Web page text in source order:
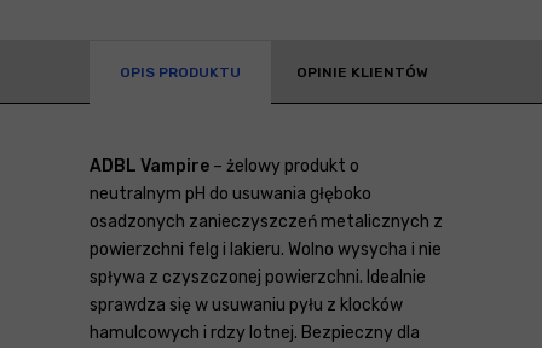
OPIS PRODUKTU OPINIE KLIENTÓW
ADBL Vampire – żelowy produkt o
neutralnym pH do usuwania głęboko
osadzonych zanieczyszczeń metalicznych z
powierzchni felg i lakieru. Wolno wysycha i nie
spływa z czyszczonej powierzchni. Idealnie
sprawdza się w usuwaniu pyłu z klocków
hamulcowych i rdzy lotnej. Bezpieczny dla